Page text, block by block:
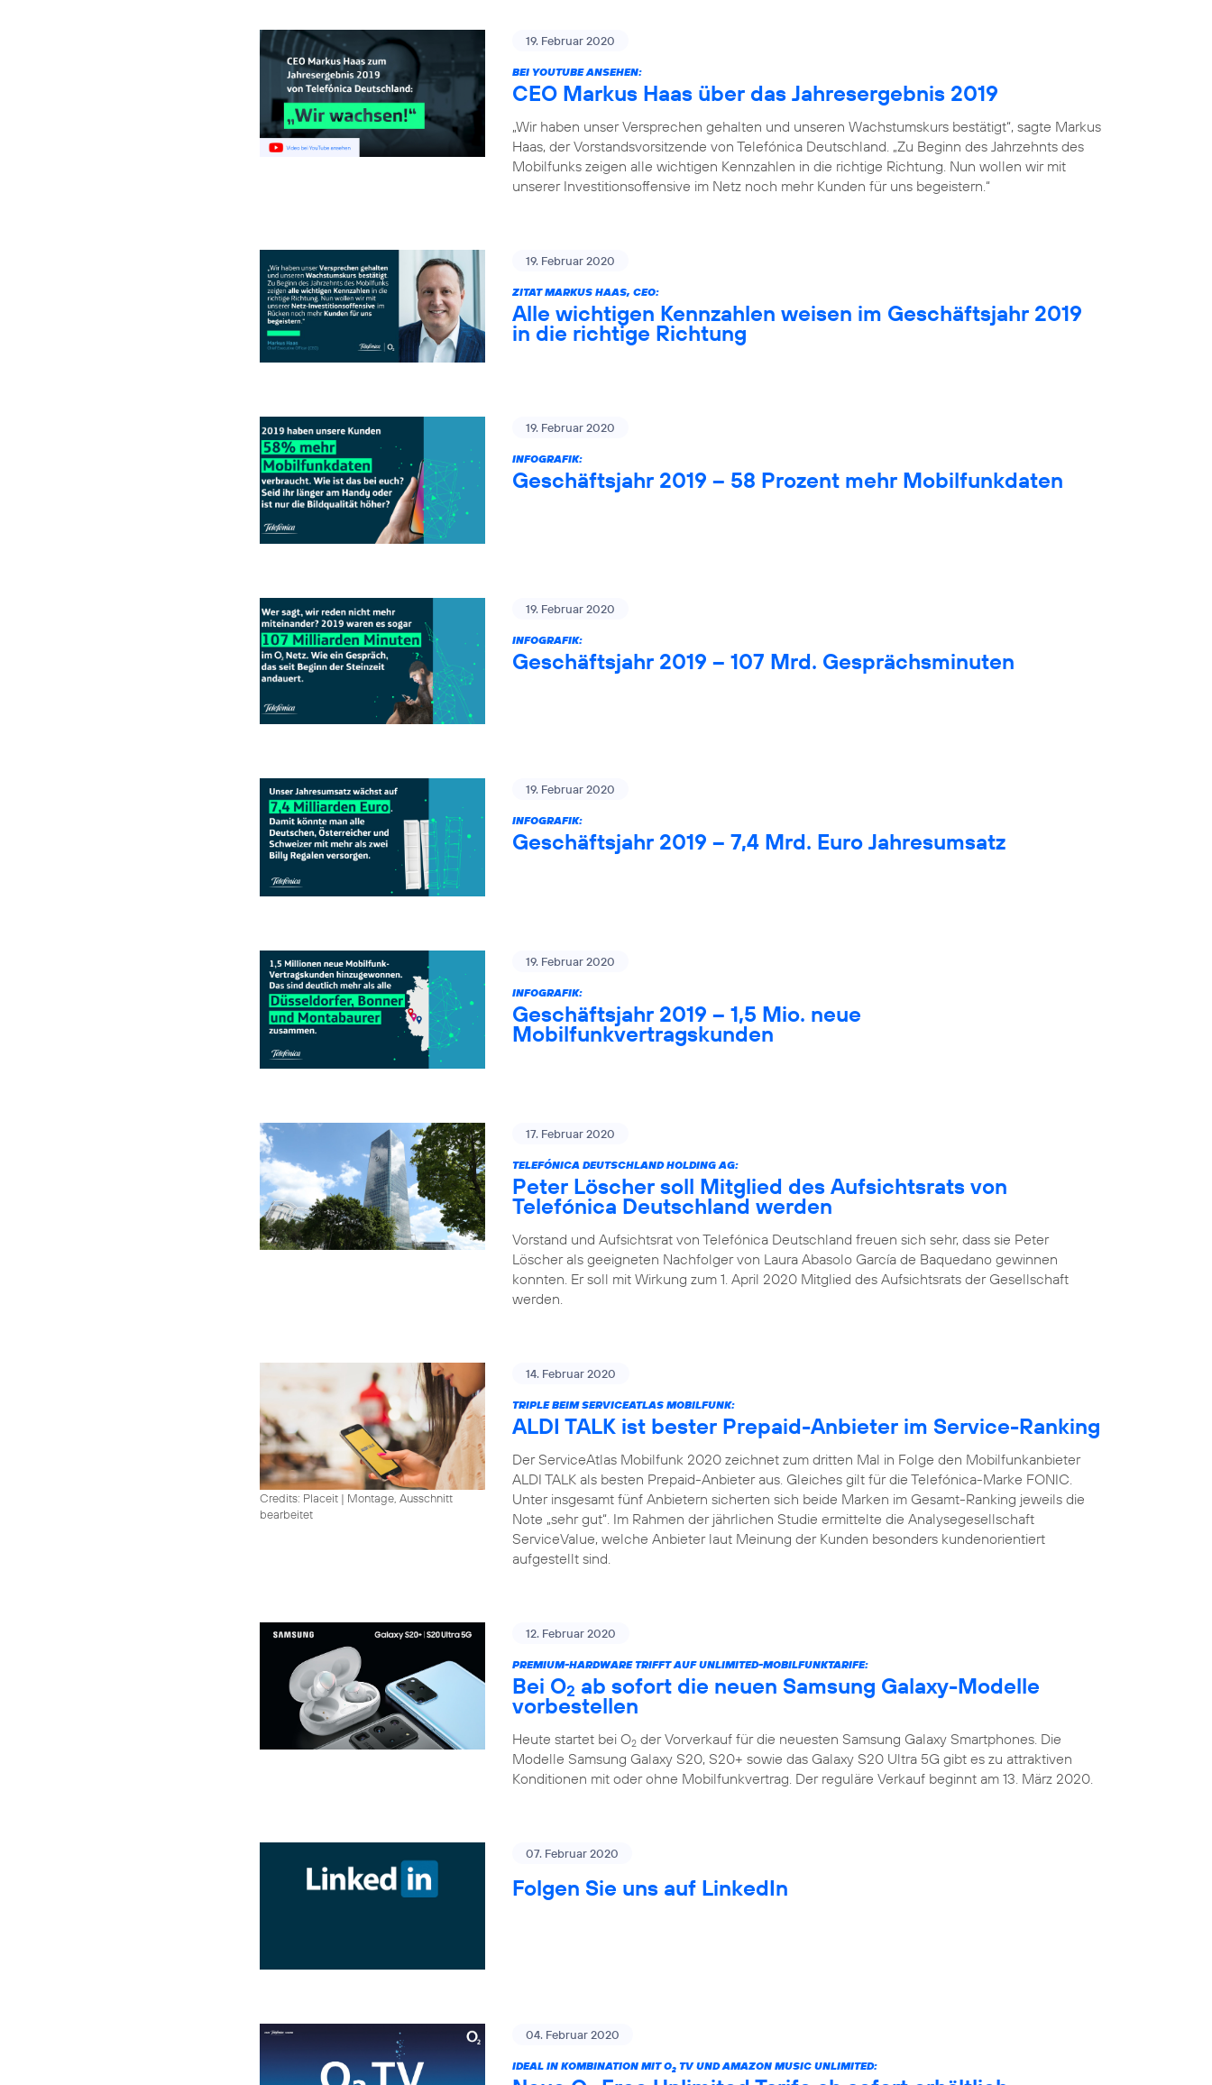
19. Februar 2020
BEI YOUTUBE ANSEHEN:
CEO Markus Haas über das Jahresergebnis 2019
„Wir haben unser Versprechen gehalten und unseren Wachstumskurs bestätigt“, sagte Markus
Haas, der Vorstandsvorsitzende von Telefónica Deutschland. „Zu Beginn des Jahrzehnts des
Mobilfunks zeigen alle wichtigen Kennzahlen in die richtige Richtung. Nun wollen wir mit
unserer Investitionsoffensive im Netz noch mehr Kunden für uns begeistern.“
19. Februar 2020
ZITAT MARKUS HAAS, CEO:
Alle wichtigen Kennzahlen weisen im Geschäftsjahr 2019
in die richtige Richtung
19. Februar 2020
INFOGRAFIK:
Geschäftsjahr 2019 – 58 Prozent mehr Mobilfunkdaten
19. Februar 2020
INFOGRAFIK:
Geschäftsjahr 2019 – 107 Mrd. Gesprächsminuten
19. Februar 2020
INFOGRAFIK:
Geschäftsjahr 2019 – 7,4 Mrd. Euro Jahresumsatz
19. Februar 2020
INFOGRAFIK:
Geschäftsjahr 2019 – 1,5 Mio. neue
Mobilfunkvertragskunden
17. Februar 2020
TELEFÓNICA DEUTSCHLAND HOLDING AG:
Peter Löscher soll Mitglied des Aufsichtsrats von
Telefónica Deutschland werden
Vorstand und Aufsichtsrat von Telefónica Deutschland freuen sich sehr, dass sie Peter
Löscher als geeigneten Nachfolger von Laura Abasolo García de Baquedano gewinnen
konnten. Er soll mit Wirkung zum 1. April 2020 Mitglied des Aufsichtsrats der Gesellschaft
werden.
Credits: Placeit | Montage, Ausschnitt
bearbeitet
14. Februar 2020
TRIPLE BEIM SERVICEATLAS MOBILFUNK:
ALDI TALK ist bester Prepaid-Anbieter im Service-Ranking
Der ServiceAtlas Mobilfunk 2020 zeichnet zum dritten Mal in Folge den Mobilfunkanbieter
ALDI TALK als besten Prepaid-Anbieter aus. Gleiches gilt für die Telefónica-Marke FONIC.
Unter insgesamt fünf Anbietern sicherten sich beide Marken im Gesamt-Ranking jeweils die
Note „sehr gut“. Im Rahmen der jährlichen Studie ermittelte die Analysegesellschaft
ServiceValue, welche Anbieter laut Meinung der Kunden besonders kundenorientiert
aufgestellt sind.
12. Februar 2020
PREMIUM-HARDWARE TRIFFT AUF UNLIMITED-MOBILFUNKTARIFE:
Bei O2 ab sofort die neuen Samsung Galaxy-Modelle
vorbestellen
Heute startet bei O2 der Vorverkauf für die neuesten Samsung Galaxy Smartphones. Die
Modelle Samsung Galaxy S20, S20+ sowie das Galaxy S20 Ultra 5G gibt es zu attraktiven
Konditionen mit oder ohne Mobilfunkvertrag. Der reguläre Verkauf beginnt am 13. März 2020.
07. Februar 2020
Folgen Sie uns auf LinkedIn
04. Februar 2020
IDEAL IN KOMBINATION MIT O2 TV UND AMAZON MUSIC UNLIMITED: